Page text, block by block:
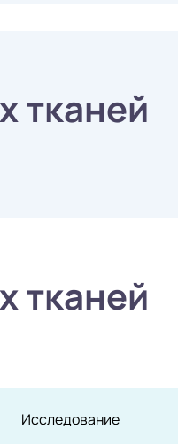
тканей
тканей
Исследование